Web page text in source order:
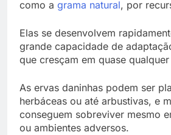
como a grama natural, por
Elas se desenvolvem
grande capacidade de
que cresçam em quase
As ervas daninhas podem ser
herbáceas ou até arbustivas, e
conseguem sobreviver mesmo
ou ambientes adversos.